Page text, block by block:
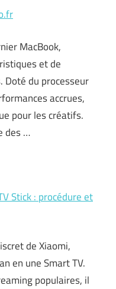
MacBook,
et de
Doté du processeur
accrues,
pour les créatifs.
des …
Stick : procédure et
de Xiaomi,
en une Smart TV.
populaires, il